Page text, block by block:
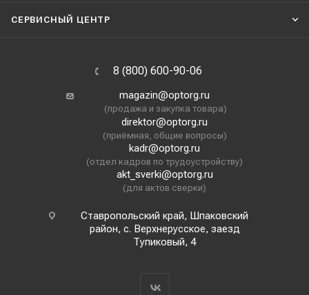
СЕРВИСНЫЙ ЦЕНТР
8 (800) 600-90-06
magazin@optorg.ru
(продажа и закупка товара)
direktor@optorg.ru
(приёмная, общие вопросы)
kadr@optorg.ru
(отдел кадров по трудоустройству)
akt_sverki@optorg.ru
(для актов сверки)
Ставропольский край, Шпаковский
район, с. Верхнерусское, заезд
Тупиковый, 4